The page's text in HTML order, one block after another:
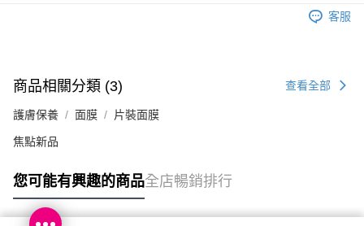
(澳門門市) 只顯示可選門市。確認發貨後2-5個工作天到店，3天內
取。逾期會取消訂單，並不會安排重寄
每筆HK$20.00，滿HK$100.00或以上免運費
澳門地區配送 - 確認發貨後1-4個工作天送達
客服
商品相關分類 (3) 查看全部
護膚保養 面膜 片裝面膜
焦點新品
您可能有興趣的商品全店暢銷排行